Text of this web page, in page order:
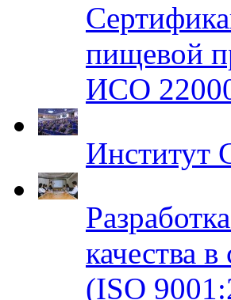
пищевой
ИСО
Институт
качества
(ISO